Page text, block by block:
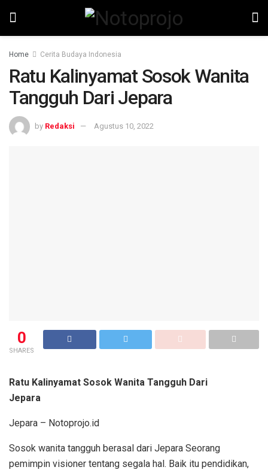
Home Cerita Budaya Indonesia
Ratu Kalinyamat Sosok Wanita
Tangguh Dari Jepara
by Redaksi Agustus 10, 2022
0
SHARES
Ratu Kalinyamat Sosok Wanita Tangguh Dari
Jepara
Jepara – Notoprojo.id
Sosok wanita tangguh berasal dari Jepara Seorang
pemimpin visioner tentang segala hal. Baik itu pendidikan,